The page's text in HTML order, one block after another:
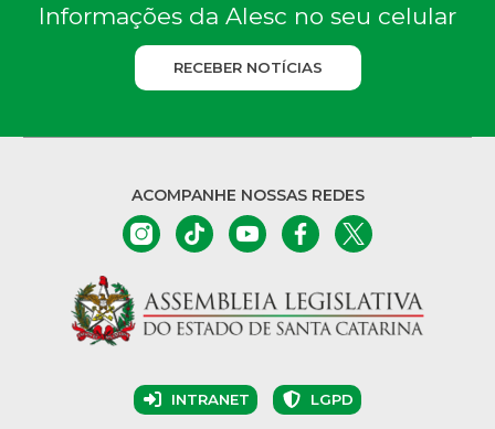
Informações da Alesc no seu celular
RECEBER NOTÍCIAS
ACOMPANHE NOSSAS REDES
INTRANET LGPD